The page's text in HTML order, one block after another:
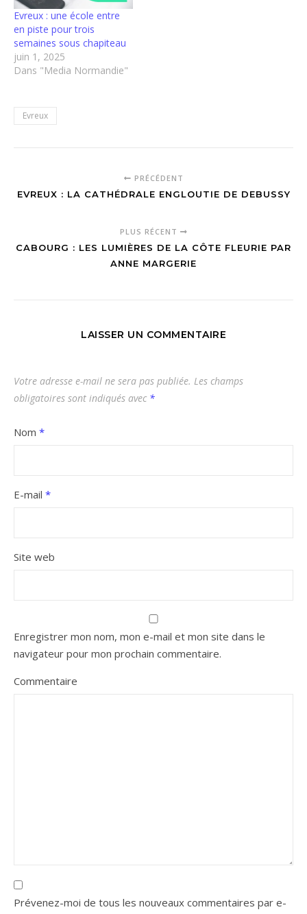
Evreux : une école entre
en piste pour trois
semaines sous chapiteau
juin 1, 2025
Dans "Media Normandie"
Evreux
PRÉCÉDENT
EVREUX : LA CATHÉDRALE ENGLOUTIE DE DEBUSSY
PLUS RÉCENT
CABOURG : LES LUMIÈRES DE LA CÔTE FLEURIE PAR
ANNE MARGERIE
LAISSER UN COMMENTAIRE
Votre adresse e-mail ne sera pas publiée. Les champs
obligatoires sont indiqués avec *
Nom *
E-mail *
Site web
Enregistrer mon nom, mon e-mail et mon site dans le
navigateur pour mon prochain commentaire.
Commentaire
Prévenez-moi de tous les nouveaux commentaires par e-